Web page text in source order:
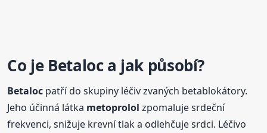
Co je Betaloca jak působí?
Betaloc patří do skupiny léčiv zvaných betablokátory.
Jeho účinná látka metoprolol zpomaluje srdeční
frekvenci, snižuje krevní tlak a odlehčuje srdci. Léčivo